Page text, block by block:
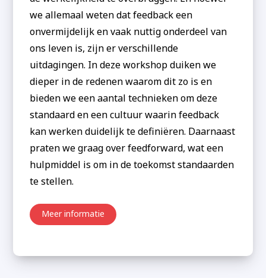
we allemaal weten dat feedback een
onvermijdelijk en vaak nuttig onderdeel van
ons leven is, zijn er verschillende
uitdagingen. In deze workshop duiken we
dieper in de redenen waarom dit zo is en
bieden we een aantal technieken om deze
standaard en een cultuur waarin feedback
kan werken duidelijk te definiëren. Daarnaast
praten we graag over feedforward, wat een
hulpmiddel is om in de toekomst standaarden
te stellen.‍
Meer informatie